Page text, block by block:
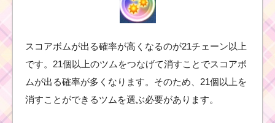
アするには？
ビンゴ7枚目 1プレイで
ツムを560個消すのに
おすすめのツム
スコアボムが出る確率が高くなるのが21チェーン以上
です。21個以上のツムをつなげて消すことでスコアボ
ムが出る確率が多くなります。そのため、21個以上を
消すことができるツムを選ぶ必要があります。